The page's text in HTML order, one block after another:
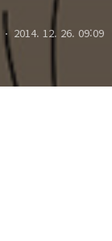
2014. 12. 26. 09:09